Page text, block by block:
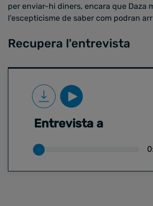
per enviar-hi diners, encara que Daza
l'escepticisme de saber com podran
Recupera l'entrevista
Entrevista a